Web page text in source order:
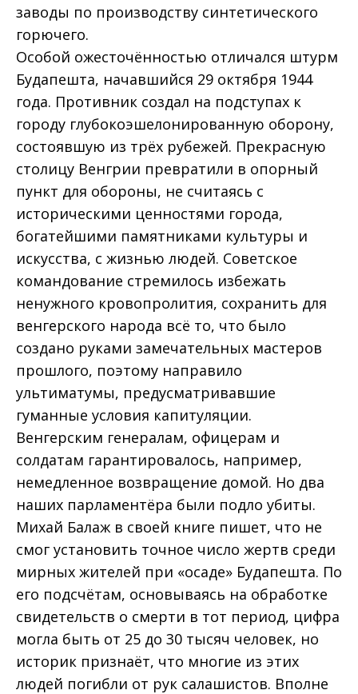
заводы по производству синтетического
горючего.
Особой ожесточённостью отличался штурм
Будапешта, начавшийся 29 октября 1944
года. Противник создал на подступах к
городу глубокоэшелонированную оборону,
состоявшую из трёх рубежей. Прекрасную
столицу Венгрии превратили в опорный
пункт для обороны, не считаясь с
историческими ценностями города,
богатейшими памятниками культуры и
искусства, с жизнью людей. Советское
командование стремилось избежать
ненужного кровопролития, сохранить для
венгерского народа всё то, что было
создано руками замечательных мастеров
прошлого, поэтому направило
ультиматумы, предусматривавшие
гуманные условия капитуляции.
Венгерским генералам, офицерам и
солдатам гарантировалось, например,
немедленное возвращение домой. Но два
наших парламентёра были подло убиты.
Михай Балаж в своей книге пишет, что не
смог установить точное число жертв среди
мирных жителей при «осаде» Будапешта. По
его подсчётам, основываясь на обработке
свидетельств о смерти в тот период, цифра
могла быть от 25 до 30 тысяч человек, но
историк признаёт, что многие из этих
людей погибли от рук салашистов. Вполне